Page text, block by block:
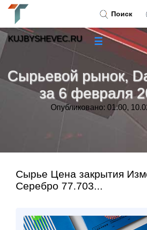
Сырьевой рынок,
за 6 февраля
Опубликовано: 01:00,
Сырье Цена закрытия
Серебро 77.703...
Поиск
KUJBYSHEVEC.RU ☰
»
Тренды новостей »
»
Контакт»